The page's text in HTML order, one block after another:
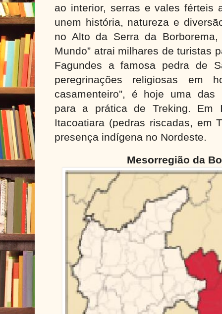
ao interior, serras e vales férteis
unem história, natureza e
no Alto da Serra da
Mundo” atrai milhares de turistas
Fagundes a famosa pedra de
peregrinações religiosas em
casamenteiro”, é hoje uma das
para a prática de Treking. Em
Itacoatiara (pedras riscadas, em
presença indígena no Nordeste.
Mesorregião da